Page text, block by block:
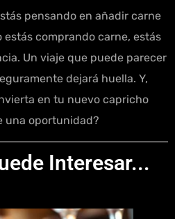
pensando en añadir carne
estás comprando carne, estás
Un viaje que puede parecer
dejará huella. Y,
en tu nuevo capricho
una oportunidad?
Interesar...